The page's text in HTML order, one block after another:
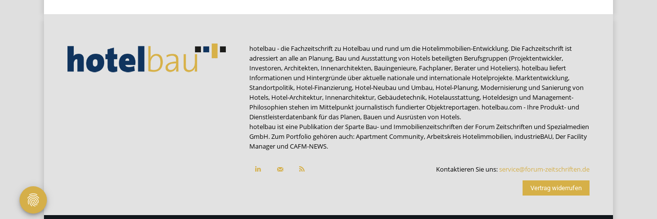
hotelbau - die Fachzeitschrift zu Hotelbau und rund um die Hotelimmobilien-Entwicklung. Die Fachzeitschrift ist
adressiert an alle an Planung, Bau und Ausstattung von Hotels beteiligten Berufsgruppen (Projektentwickler,
Investoren, Architekten, Innenarchitekten, Bauingenieure, Fachplaner, Berater und Hoteliers). hotelbau liefert
Informationen und Hintergründe über aktuelle nationale und internationale Hotelprojekte. Marktentwicklung,
Standortpolitik, Hotel-Finanzierung, Hotel-Neubau und Umbau, Hotel-Planung, Modernisierung und Sanierung von
Hotels, Hotel-Architektur, Innenarchitektur, Gebäudetechnik, Hotelausstattung, Hoteldesign und Management-
Philosophien stehen im Mittelpunkt journalistisch fundierter Objektreportagen. hotelbau.com - Ihre Produkt- und
Dienstleisterdatenbank für das Planen, Bauen und Ausrüsten von Hotels.
hotelbau ist eine Publikation der Sparte Bau- und Immobilienzeitschriften der Forum Zeitschriften und Spezialmedien
GmbH. Zum Portfolio gehören auch:Apartment Community,Arbeitskreis Hotelimmobilien, industrieBAU, Der Facility
Manager und CAFM-NEWS.
Kontaktieren Sie uns:service@forum-zeitschriften.de
Vertrag widerrufen